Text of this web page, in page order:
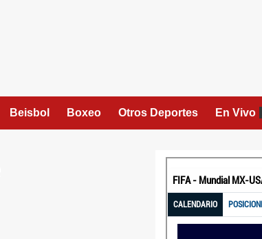
Beisbol Boxeo Otros Deportes En Vivo